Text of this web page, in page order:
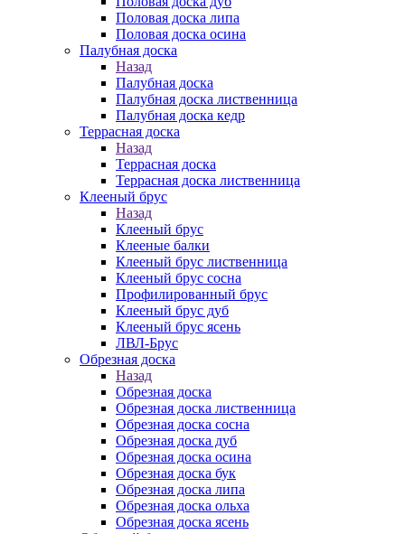
Половая доска липа
Половая доска осина
Палубная доска
Назад
Палубная доска
Палубная доска лиственница
Палубная доска кедр
Террасная доска
Назад
Террасная доска
Террасная доска лиственница
Клееный брус
Назад
Клееный брус
Клееные балки
Клееный брус лиственница
Клееный брус сосна
Профилированный брус
Клееный брус дуб
Клееный брус ясень
ЛВЛ-Брус
Обрезная доска
Назад
Обрезная доска
Обрезная доска лиственница
Обрезная доска сосна
Обрезная доска дуб
Обрезная доска осина
Обрезная доска бук
Обрезная доска липа
Обрезная доска ольха
Обрезная доска ясень